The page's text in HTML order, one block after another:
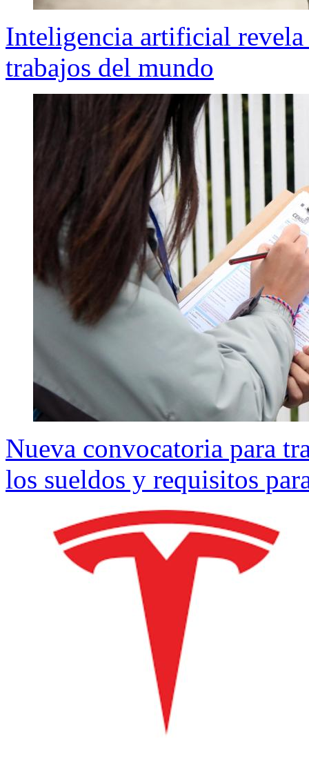
Inteligencia artificial revela
trabajos del mundo
Nueva convocatoria para
los sueldos y requisitos